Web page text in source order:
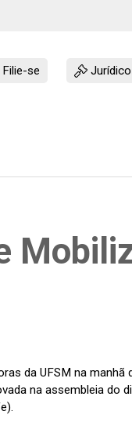
Filie-se Jurídico
da UFSM na
na assembleia do